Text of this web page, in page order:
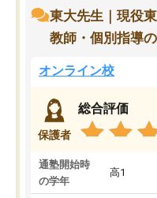
東大先生｜現役
教師・個別指導
オンライン校
保護者
総合評価
通塾開始時
の学年
高1